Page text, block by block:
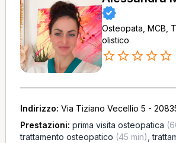
Osteopata, MCB,
olistico
Indirizzo: Via Tiziano Vecellio 5 -
Prestazioni: prima visita osteopatica
trattamento osteopatico (45 min) ,